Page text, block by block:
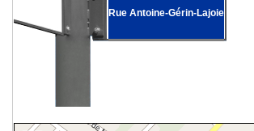
Rue Antoine-Gérin-Lajoie